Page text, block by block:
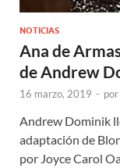
NOTICIAS
Ana de
de Andrew
16 marzo, 2019 - por
Andrew Dominik
adaptación de
por Joyce Carol